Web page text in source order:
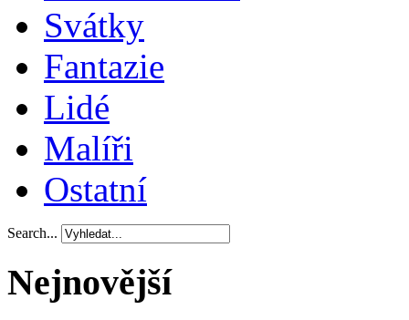
Svátky
Fantazie
Lidé
Malíři
Ostatní
Search...
Nejnovější